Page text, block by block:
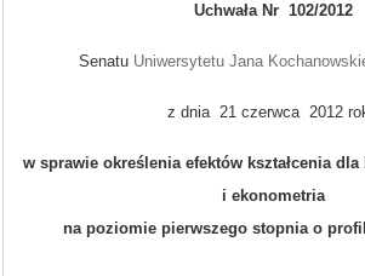
Uchwała Nr 102/2012
Senatu Uniwersytetu Jana
z dnia 21 czerwca 2012
w sprawie określenia efektów kształcenia
i ekonometria
na poziomie pierwszego stopnia o